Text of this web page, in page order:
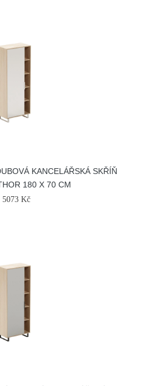
KANCELÁŘSKÁ SKŘÍŇ
180 X 70 CM
5073 Kč